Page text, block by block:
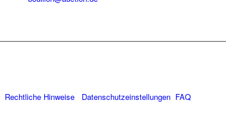
Rechtliche Hinweise Datenschutzeinstellungen FAQ